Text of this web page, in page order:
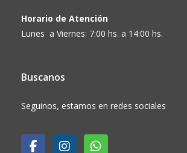
Horario de Atención
Lunes a Viernes: 7:00 hs. a 14:00 hs.
Buscanos
Seguinos, estamos en redes sociales